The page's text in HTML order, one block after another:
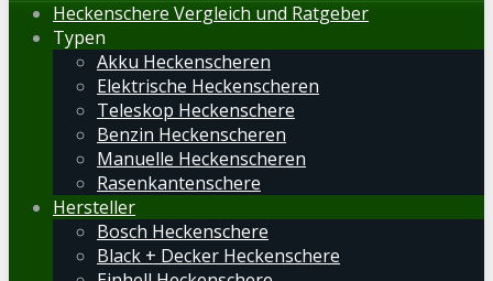
Heckenschere Vergleich und Ratgeber
Typen
Akku Heckenscheren
Elektrische Heckenscheren
Teleskop Heckenschere
Benzin Heckenscheren
Manuelle Heckenscheren
Rasenkantenschere
Hersteller
Bosch Heckenschere
Black + Decker Heckenschere